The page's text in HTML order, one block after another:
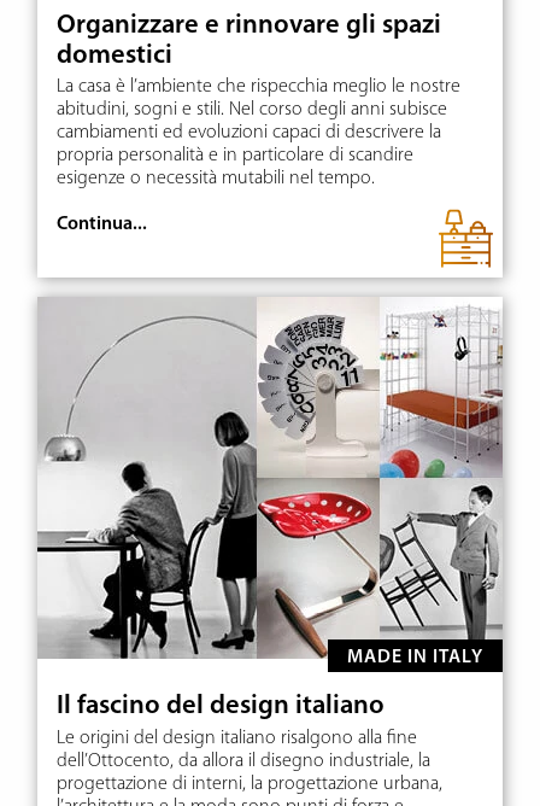
Organizzare e rinnovare gli spazi
domestici
La casa è l’ambiente che rispecchia meglio le nostre
abitudini, sogni e stili. Nel corso degli anni subisce
cambiamenti ed evoluzioni capaci di descrivere la
propria personalità e in particolare di scandire
esigenze o necessità mutabili nel tempo.
Continua...
MADE IN ITALY
Il fascino del design italiano
Le origini del design italiano risalgono alla fine
dell’Ottocento, da allora il disegno industriale, la
progettazione di interni, la progettazione urbana,